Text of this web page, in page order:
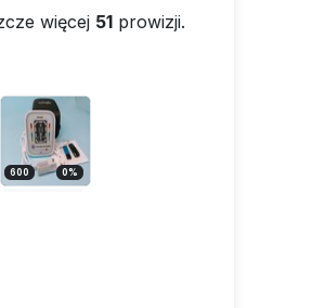
więcej 51prowizji.
600 0%